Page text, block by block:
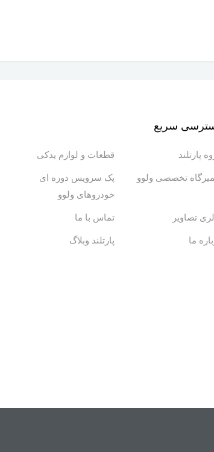
سریع
پارتلند قطعات و لوازم یدکی
تخصصی ولوو
پک سرویس دوره ای
خودروهای ولوو
تصاویر تماس با ما
ما پارتلند وبلاگ